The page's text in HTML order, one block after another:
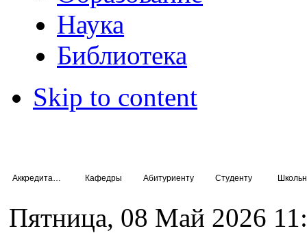
Наука
Библиотека
Skip to content
Кафедры Абитуриенту Студенту
Пятница, 08 Май 2026